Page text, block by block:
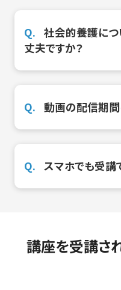
社会的養護につ
丈夫ですか？
動画の配信期間
スマホでも受講
講座を受講さ